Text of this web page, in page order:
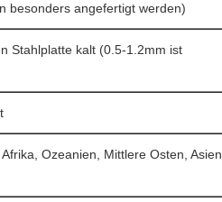
besonders angefertigt werden)
Stahlplatte kalt (0.5-1.2mm ist
Ozeanien, Mittlere Osten, Asien